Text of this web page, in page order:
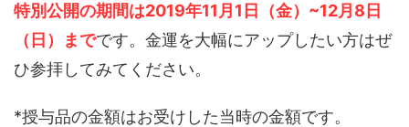
特別公開の期間は2019年11月1日（金）~12月8日
（日）までです。金運を大幅にアップしたい方はぜ
ひ参拝してみてください。
*授与品の金額はお受けした当時の金額です。